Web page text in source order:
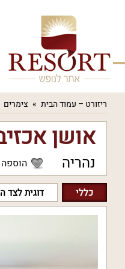
ריזורט – עמוד הבית צימרים
אושן
נהריה
כללי דוגית לצד